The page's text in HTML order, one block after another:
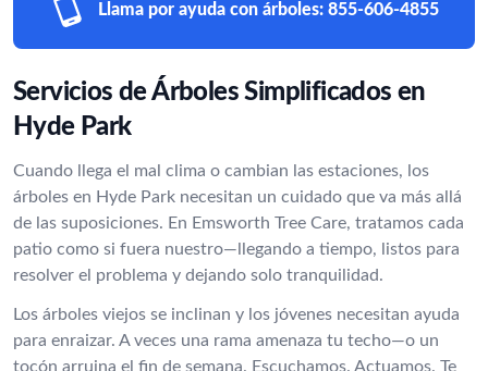
Llama por ayuda con árboles: 855-606-4855
Servicios de Árboles Simplificados en
Hyde Park
Cuando llega el mal clima o cambian las estaciones, los
árboles en Hyde Park necesitan un cuidado que va más allá
de las suposiciones. En Emsworth Tree Care, tratamos cada
patio como si fuera nuestro—llegando a tiempo, listos para
resolver el problema y dejando solo tranquilidad.
Los árboles viejos se inclinan y los jóvenes necesitan ayuda
para enraizar. A veces una rama amenaza tu techo—o un
tocón arruina el fin de semana. Escuchamos. Actuamos. Te